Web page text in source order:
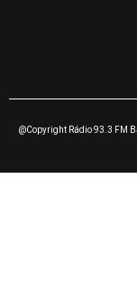
@Copyright Rádio 93.3 FM